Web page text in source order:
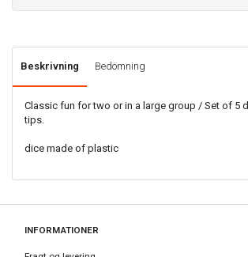
Beskrivning Bedömning
Classic fun for two or in a large group / Set of 5
tips.
dice made of plastic
INFORMATIONER